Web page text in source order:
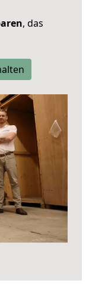
, das